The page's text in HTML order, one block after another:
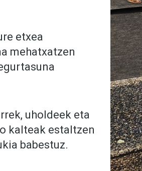
etxea
mehatxatzen
uholdeek eta
kalteak estaltzen
babestuz.